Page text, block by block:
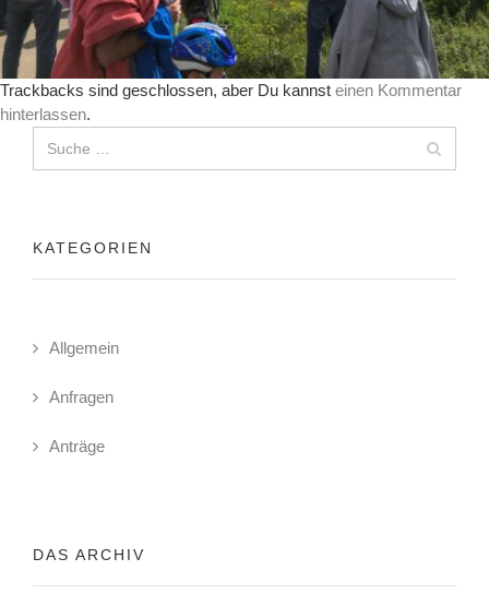
Trackbacks sind geschlossen, aber Du kannst einen Kommentar
hinterlassen.
KATEGORIEN
Allgemein
Anfragen
Anträge
DAS ARCHIV